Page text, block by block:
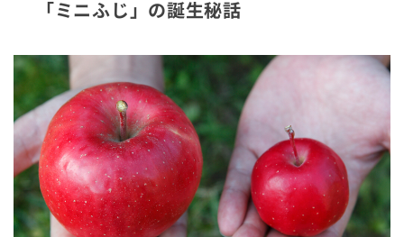
「ミニふじ」の誕生秘話